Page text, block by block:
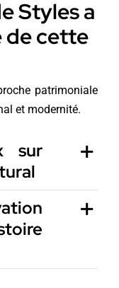
Styles a
de cette
patrimoniale
et modernité.
sur